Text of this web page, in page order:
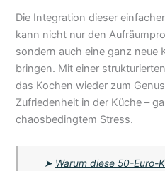
Die Integration dieser
kann nicht nur den
sondern auch eine ganz neue
bringen. Mit einer
das Kochen wieder zum
Zufriedenheit in der Küche –
chaosbedingtem Stress.
➤ Warum diese 50-Euro-